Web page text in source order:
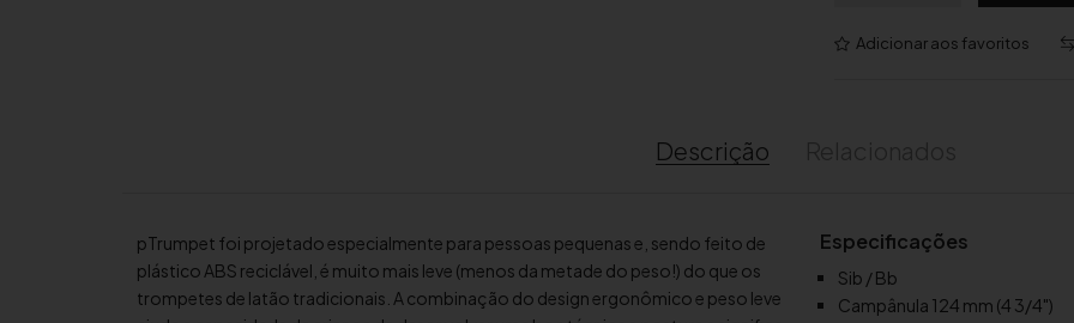
n
d
e
T
Adicionar aos favoritos
Descrição
pTrumpet foi projetado especialmente para pessoas pequenas e, sendo feito de
plástico ABS reciclável, é muito mais leve (menos da metade do peso!) do que os
trompetes de latão tradicionais. A combinação do design ergonômico e peso leve
Especificações
Sib / Bb
Campânula 124 mm (4 3/4")